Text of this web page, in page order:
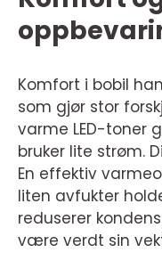
Komfort i bobil
som gjør stor
varme LED-toner
bruker lite strøm.
En effektiv
liten avfukter
reduserer
være verdt sin